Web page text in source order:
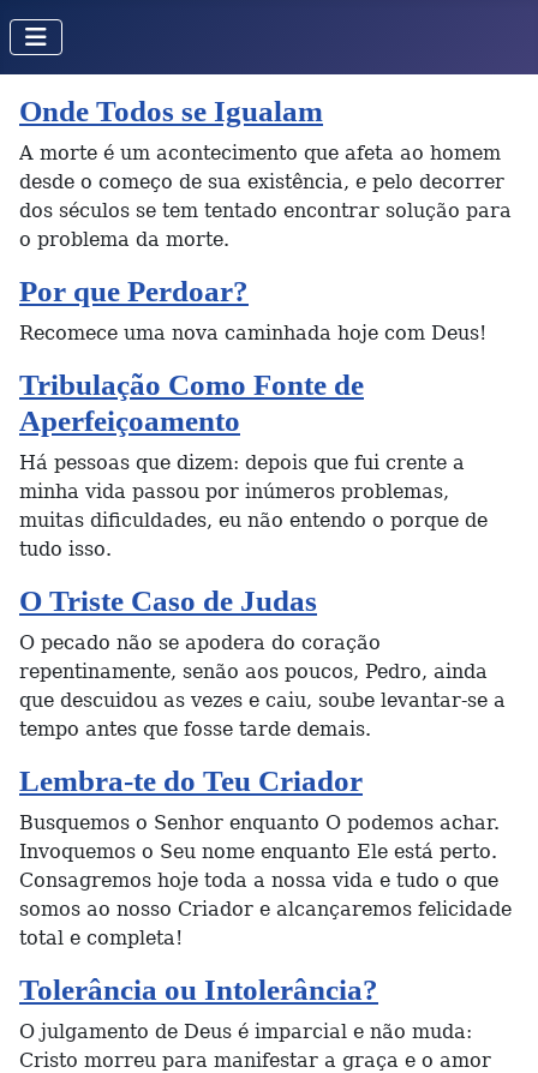
Onde Todos se Igualam
A morte é um acontecimento que afeta ao homem
desde o começo de sua existência, e pelo decorrer
dos séculos se tem tentado encontrar solução para
o problema da morte.
Por que Perdoar?
Recomece uma nova caminhada hoje com Deus!
Tribulação Como Fonte de
Aperfeiçoamento
Há pessoas que dizem: depois que fui crente a
minha vida passou por inúmeros problemas,
muitas dificuldades, eu não entendo o porque de
tudo isso.
O Triste Caso de Judas
O pecado não se apodera do coração
repentinamente, senão aos poucos, Pedro, ainda
que descuidou as vezes e caiu, soube levantar-se a
tempo antes que fosse tarde demais.
Lembra-te do Teu Criador
Busquemos o Senhor enquanto O podemos achar.
Invoquemos o Seu nome enquanto Ele está perto.
Consagremos hoje toda a nossa vida e tudo o que
somos ao nosso Criador e alcançaremos felicidade
total e completa!
Tolerância ou Intolerância?
O julgamento de Deus é imparcial e não muda:
Cristo morreu para manifestar a graça e o amor